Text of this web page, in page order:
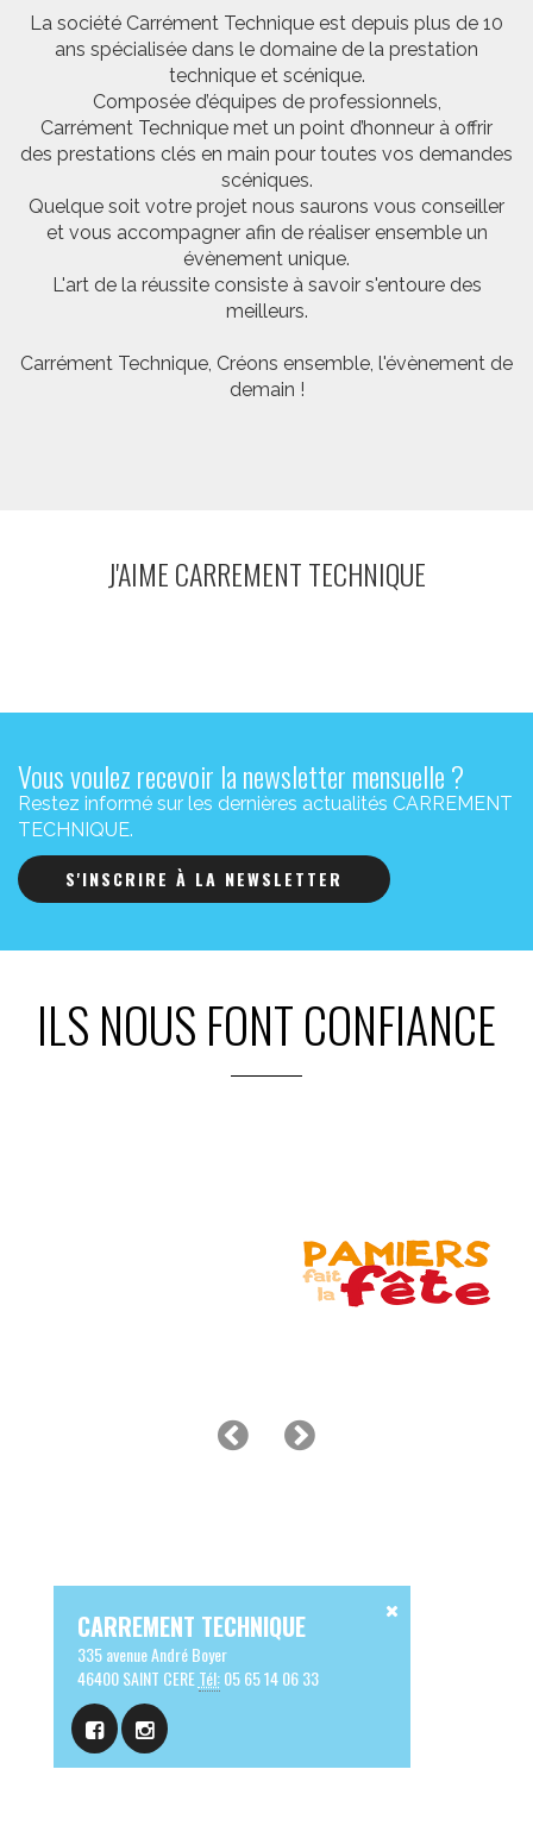
La société Carrément Technique est depuis plus de 10
ans spécialisée dans le domaine de la prestation
technique et scénique.
Composée d’équipes de professionnels,
Carrément Technique met un point d’honneur à offrir
des prestations clés en main pour toutes vos demandes
scéniques.
Quelque soit votre projet nous saurons vous conseiller
et vous accompagner afin de réaliser ensemble un
évènement unique.
L'art de la réussite consiste à savoir s'entoure des
meilleurs.
Carrément Technique, Créons ensemble, l'évènement de
demain !
J'AIME CARREMENT TECHNIQUE
Vous voulez recevoir la newsletter mensuelle ?
Restez informé sur les dernières actualités CARREMENT
TECHNIQUE.
S'INSCRIRE À LA NEWSLETTER
ILS NOUS FONT CONFIANCE
CARREMENT TECHNIQUE
335 avenue André Boyer
46400 SAINT CERETél:05 65 14 06 33